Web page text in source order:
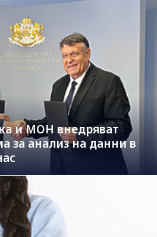
и МОН внедряват
за анализ на данни в